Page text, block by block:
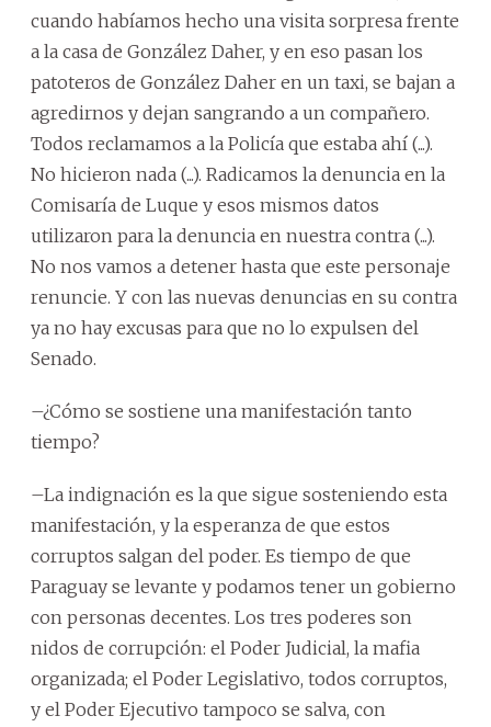
cuando habíamos hecho una visita sorpresa frente
a la casa de González Daher, y en eso pasan los
patoteros de González Daher en un taxi, se bajan a
agredirnos y dejan sangrando a un compañero.
Todos reclamamos a la Policía que estaba ahí (...).
No hicieron nada (...). Radicamos la denuncia en la
Comisaría de Luque y esos mismos datos
utilizaron para la denuncia en nuestra contra (...).
No nos vamos a detener hasta que este personaje
renuncie. Y con las nuevas denuncias en su contra
ya no hay excusas para que no lo expulsen del
Senado.
–¿Cómo se sostiene una manifestación tanto
tiempo?
–La indignación es la que sigue sosteniendo esta
manifestación, y la esperanza de que estos
corruptos salgan del poder. Es tiempo de que
Paraguay se levante y podamos tener un gobierno
con personas decentes. Los tres poderes son
nidos de corrupción: el Poder Judicial, la mafia
organizada; el Poder Legislativo, todos corruptos,
y el Poder Ejecutivo tampoco se salva, con